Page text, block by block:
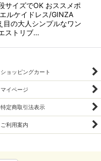
サイズでOK おススメポ
ルケイドレス/GINZA
目の大人シンプルなワン
ストリブ…
ショッピングカート
マイページ
特定商取引法表示
ご利用案内